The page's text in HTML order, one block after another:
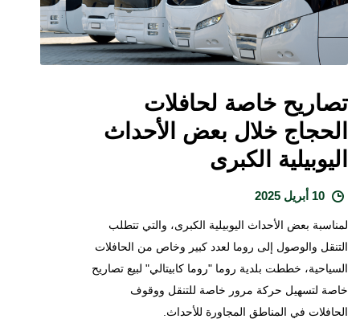
تصاريح خاصة لحافلات
الحجاج خلال بعض الأحداث
اليوبيلية الكبرى
لمناسبة بعض الأحداث اليوبيلية الكبرى، والتي تتطلب
التنقل والوصول إلى روما لعدد كبير وخاص من الحافلات
السياحية، خططت بلدية روما "روما كابيتالي" لبيع تصاريح
خاصة لتسهيل حركة مرور خاصة للتنقل ووقوف
الحافلات في المناطق المجاورة للأحداث.